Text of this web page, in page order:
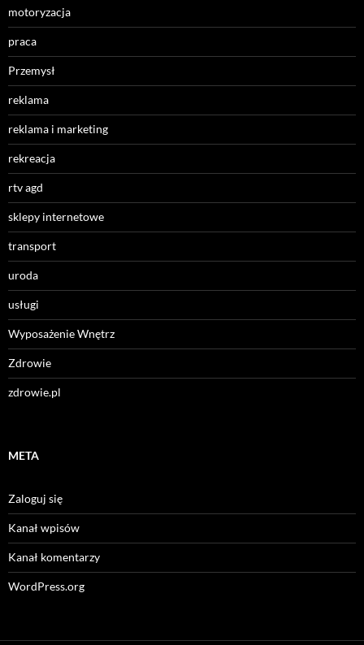
motoryzacja
praca
Przemysł
reklama
reklama i marketing
rekreacja
rtv agd
sklepy internetowe
transport
uroda
usługi
Wyposażenie Wnętrz
Zdrowie
zdrowie.pl
META
Zaloguj się
Kanał wpisów
Kanał komentarzy
WordPress.org